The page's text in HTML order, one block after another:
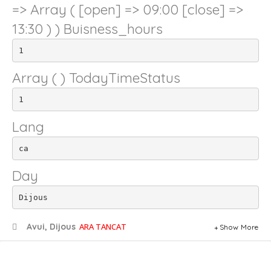
=> Array ( [open] => 09:00 [close] =>
13:30 ) ) Buisness_hours
1
Array ( ) TodayTimeStatus
1
Lang
ca
Day
Dijous
Avui, Dijous ARA TANCAT Show More